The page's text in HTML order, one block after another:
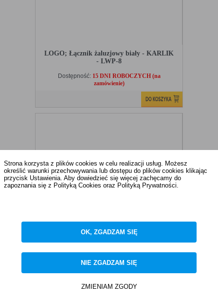
Strona korzysta z plików cookies w celu realizacji usług. Możesz
określić warunki przechowywania lub dostępu do plików cookies klikając
przycisk Ustawienia. Aby dowiedzieć się więcej zachęcamy do
zapoznania się z Polityką Cookies oraz Polityką Prywatności.
OK, ZGADZAM SIĘ
NIE ZGADZAM SIĘ
ZMIENIAM ZGODY
ZAAKCEPTUJ WSZYSTKIE
Anuluj
LOGO; Łącznik żaluzjowy biały - KARLIK
- LWP-8
Dostępność: 15 DNI ROBOCZYCH (na
zamówienie)
Dostępność:15 DNI ROBOCZYCH (na
zamówienie)